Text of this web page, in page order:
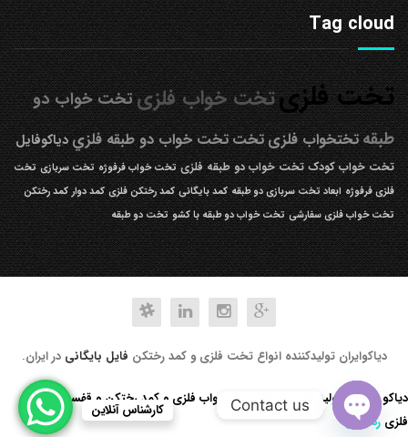
Tag cloud
تخت فلزیتخت خواب فلزیتخت خواب دو
طبقه تختخواب فلزیتختتخت خواب دو طبقه فلزيدیاکوفایل
تخت خواب کودک تخت خواب دو طبقه فلزی تخت خواب فرفوژه تخت سربازی تخت
فلزی فرفوژه ابعاد تخت سربازی دو طبقه کمد بایگانی کمد رختکن فلزی کمد دوار کمد رختکن
تخت خواب فلزی سفارشی تخت خواب دو طبقه با کشو تخت دو طبقه
دیاکوایران تولیدکننده انواع تخت فلزی و کمد رختکن فایل بایگانی در ایران.
کارشناس آنلاین
دیاکو صنعت تولید کننده انواع تخت خواب فلزی و کمد رختکن و قفسه کتابخانه
فلزی رد کردن
Contact us